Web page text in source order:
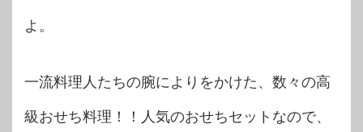
よ。
一流料理人たちの腕によりをかけた、数々の高
級おせち料理！！人気のおせちセットなので、